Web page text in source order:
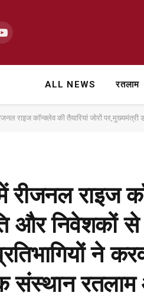
YouTube
ALL NEWS रतलाम
राइज कॉन्क्लेव की तैयारियां जोरों
रीजनल राइज
और निवेशकों
ने
संस्थान